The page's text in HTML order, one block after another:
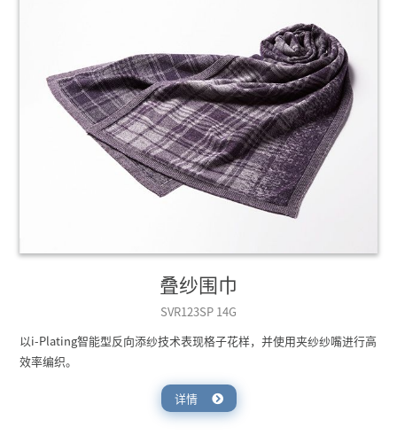
叠纱围巾
SVR123SP 14G
以i-Plating智能型反向添纱技术表现格子花样，并使用夹纱纱嘴进行高
效率编织。
详情